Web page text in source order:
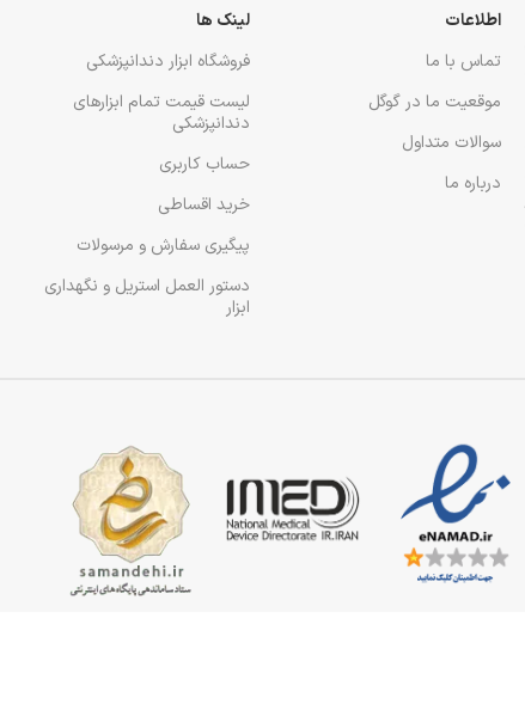
اطلاعات
تماس با ما
موقعیت ما در گوگل
سوالات متداول
درباره ما
لینک ها
فروشگاه ابزار دندانپزشکی
لیست قیمت تمام ابزارهای
دندانپزشکی
حساب کاربری
خرید اقساطی
پیگیری سفارش و مرسولات
دستور العمل استریل و نگهداری
ابزار